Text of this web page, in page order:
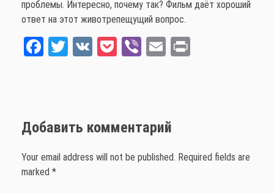
проблемы. Интересно, почему так? Фильм даёт хороший
ответ на этот животрепещущий вопрос.
Fa T
V
Po Vi
E
Добавить комментарий
Your email address will not be published. Required fields are
marked *